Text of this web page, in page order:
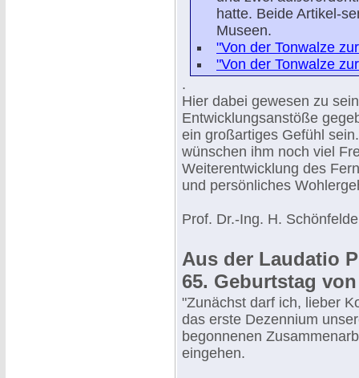
hatte. Beide Artikel-
Museen.
"Von der Tonwalze
"Von der Tonwalze
.
Hier dabei gewesen zu
Entwicklungsanstöße
ein großartiges Gefühl
wünschen ihm noch viel
Weiterentwicklung des
und persönliches
Prof. Dr.-Ing. H.
Aus der Laudatio
65. Geburtstag
"Zunächst darf ich, lieber
das erste Dezennium
begonnenen
eingehen.